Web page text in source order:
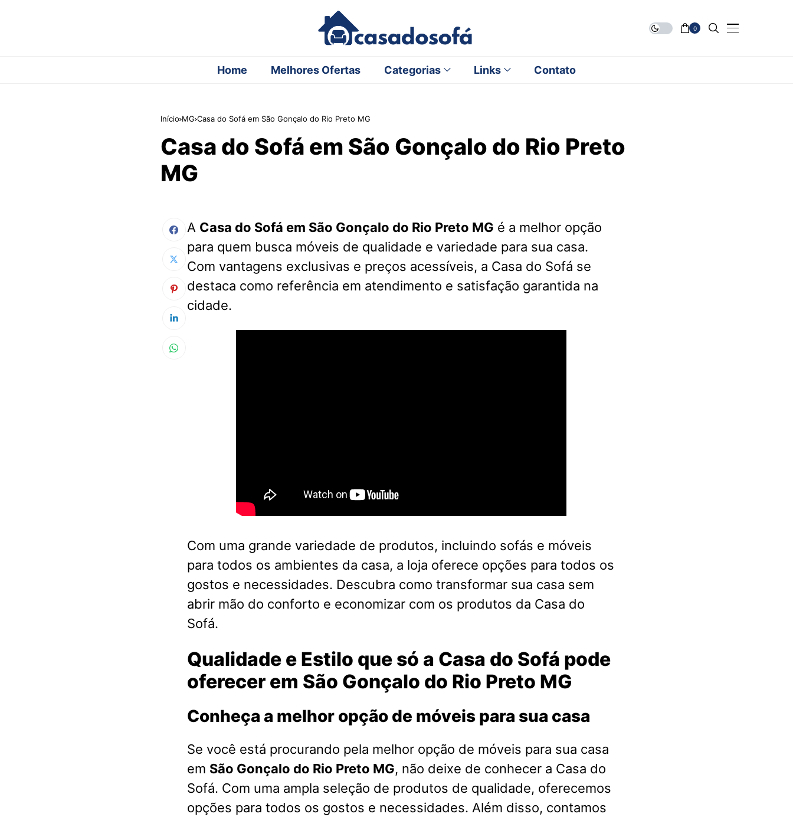
0
Home Melhores Ofertas Categorias Links Contato
Início MG Casa do Sofá em São Gonçalo do Rio Preto MG
Casa do Sofá em São Gonçalo do Rio Preto
MG
A Casa do Sofá em São Gonçalo do Rio Preto MG é a melhor opção
para quem busca móveis de qualidade e variedade para sua casa.
Com vantagens exclusivas e preços acessíveis, a Casa do Sofá se
destaca como referência em atendimento e satisfação garantida na
cidade.
Com uma grande variedade de produtos, incluindo sofás e móveis
para todos os ambientes da casa, a loja oferece opções para todos os
gostos e necessidades. Descubra como transformar sua casa sem
abrir mão do conforto e economizar com os produtos da Casa do
Sofá.
Qualidade e Estilo que só a Casa do Sofá pode
oferecer em São Gonçalo do Rio Preto MG
Conheça a melhor opção de móveis para sua casa
Se você está procurando pela melhor opção de móveis para sua casa
em São Gonçalo do Rio Preto MG, não deixe de conhecer a Casa do
Sofá. Com uma ampla seleção de produtos de qualidade, oferecemos
opções para todos os gostos e necessidades. Além disso, contamos